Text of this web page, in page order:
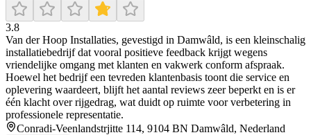
3.8
Van der Hoop Installaties, gevestigd in Damwâld, is een kleinschalig
installatiebedrijf dat vooral positieve feedback krijgt wegens
vriendelijke omgang met klanten en vakwerk conform afspraak.
Hoewel het bedrijf een tevreden klantenbasis toont die service en
oplevering waardeert, blijft het aantal reviews zeer beperkt en is er
één klacht over rijgedrag, wat duidt op ruimte voor verbetering in
professionele representatie.
Conradi-Veenlandstrjitte 114, 9104 BN Damwâld, Nederland